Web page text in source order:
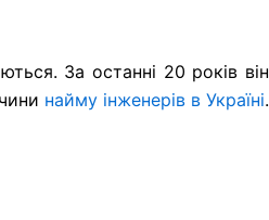
За останні 20 років він
найму інженерів в Україні.